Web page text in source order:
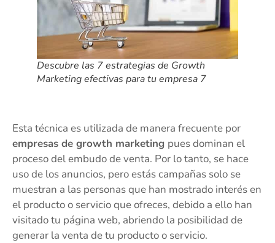
Descubre las 7 estrategias de Growth
Marketing efectivas para tu empresa 7
Esta técnica es utilizada de manera frecuente por
empresas de growth marketing pues dominan el
proceso del embudo de venta. Por lo tanto, se hace
uso de los anuncios, pero estás campañas solo se
muestran a las personas que han mostrado interés en
el producto o servicio que ofreces, debido a ello han
visitado tu página web, abriendo la posibilidad de
generar la venta de tu producto o servicio.